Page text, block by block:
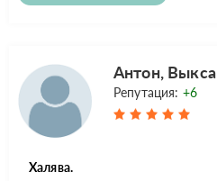
Антон, Выкса
Репутация: +6
Халява.